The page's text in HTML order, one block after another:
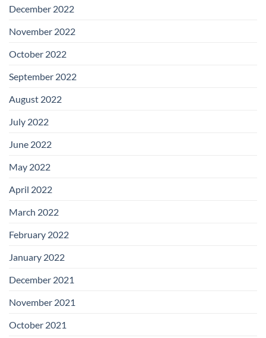
December 2022
November 2022
October 2022
September 2022
August 2022
July 2022
June 2022
May 2022
April 2022
March 2022
February 2022
January 2022
December 2021
November 2021
October 2021